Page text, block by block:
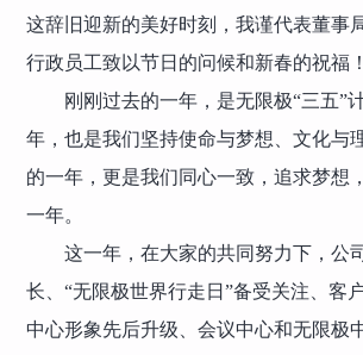
这辞旧迎新的美好时刻，我谨代表董事
行政员工致以节日的问候和新春的祝福！
刚刚过去的一年，是无限极“三五”
年，也是我们坚持使命与梦想、文化与
的一年，更是我们同心一致，追求梦想
一年。
这一年，在大家的共同努力下，公
长、“无限极世界行走日”备受关注、客
中心形象先后升级、会议中心和无限极